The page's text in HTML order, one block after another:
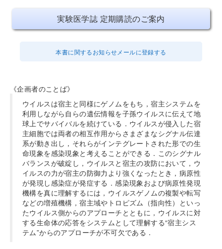
実験医学誌 定期購読のご案内
本書に関するお知らせメールに登録する
《企画者のことば》
ウイルスは宿主と同様にゲノムをもち，宿主システムを
利用しながら自らの遺伝情報を子孫ウイルスに伝えて地
球上でサバイバルを続けている．ウイルスが侵入した宿
主細胞では両者の相互作用からさまざまなシグナル伝達
系が動き出し，それらがインテグレートされた形での生
命現象を感染現象と考えることができる．このシグナル
バランスが破綻し，ウイルスと宿主の攻防において，ウ
イルスの力が宿主の防御力より強くなったとき，病原性
が発現し感染症が発症する．感染現象および病原性発現
機構を真に理解するには，ウイルスゲノムの複製や転写
などの増殖機構，宿主域やトロピズム（指向性）といっ
たウイルス側からのアプローチとともに，ウイルスに対
する生命体の応答をシステムとして理解する“宿主シス
テム”からのアプローチが不可欠である．